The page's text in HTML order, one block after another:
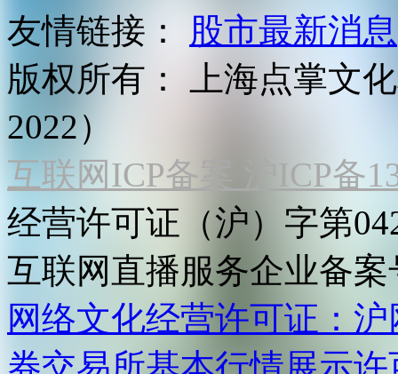
友情链接：
股市最新消息
版权所有：
上海点掌文
2022）
互联网ICP备案 沪ICP备
经营许可证（沪）字第
互联网直播服务企业备案
网络文化经营许可证：
券交易所基本行情展示许